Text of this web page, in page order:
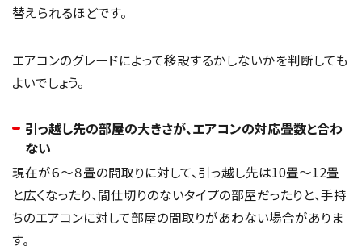
替えられるほどです。
エアコンのグレードによって移設するかしないかを判断しても
よいでしょう。
引っ越し先の部屋の大きさが、エアコンの対応畳数と合わ
ない
現在が６～８畳の間取りに対して、引っ越し先は10畳～12畳
と広くなったり、間仕切りのないタイプの部屋だったりと、手持
ちのエアコンに対して部屋の間取りがあわない場合がありま
す。